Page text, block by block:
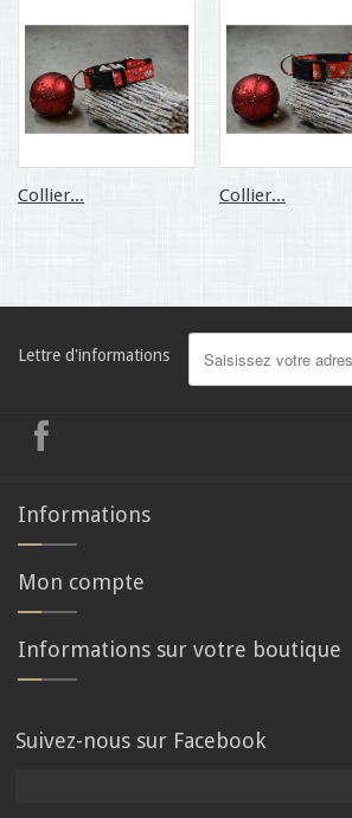
Collier... Collier...
Lettre d'informations
Informations
Mon compte
Informations sur votre boutique
Suivez-nous sur Facebook